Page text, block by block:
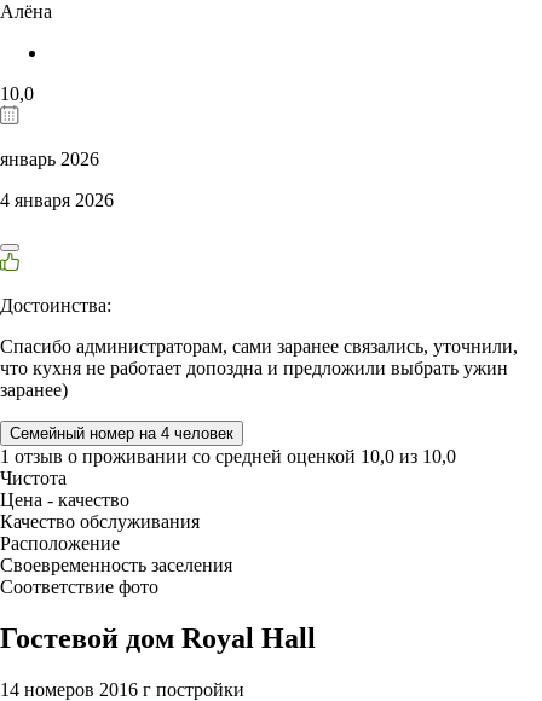
Алёна
10,0
январь 2026
4 января 2026
Достоинства:
Спасибо администраторам, сами заранее связались, уточнили,
что кухня не работает допоздна и предложили выбрать ужин
заранее)
Семейный номер на 4 человек
1 отзыв о проживании со средней оценкой 10,0 из 10,0
Чистота
Цена - качество
Качество обслуживания
Расположение
Своевременность заселения
Соответствие фото
Гостевой дом Royal Hall
14 номеров 2016 г постройки